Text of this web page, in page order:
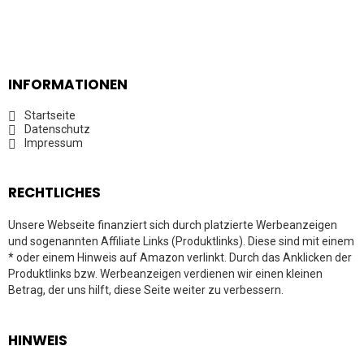
INFORMATIONEN
Startseite
Datenschutz
Impressum
RECHTLICHES
Unsere Webseite finanziert sich durch platzierte Werbeanzeigen
und sogenannten Affiliate Links (Produktlinks). Diese sind mit einem
* oder einem Hinweis auf Amazon verlinkt. Durch das Anklicken der
Produktlinks bzw. Werbeanzeigen verdienen wir einen kleinen
Betrag, der uns hilft, diese Seite weiter zu verbessern.
HINWEIS